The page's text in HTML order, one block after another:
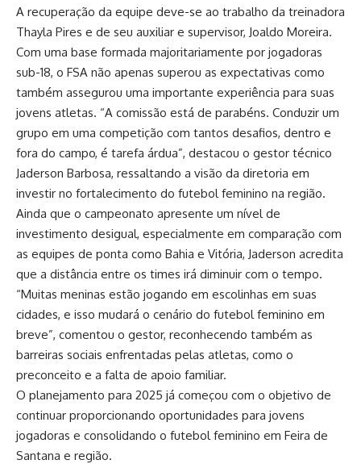
A recuperação da equipe deve-se ao trabalho da treinadora
Thayla Pires e de seu auxiliar e supervisor, Joaldo Moreira.
Com uma base formada majoritariamente por jogadoras
sub-18, o FSA não apenas superou as expectativas como
também assegurou uma importante experiência para suas
jovens atletas. “A comissão está de parabéns. Conduzir um
grupo em uma competição com tantos desafios, dentro e
fora do campo, é tarefa árdua”, destacou o gestor técnico
Jaderson Barbosa, ressaltando a visão da diretoria em
investir no fortalecimento do futebol feminino na região.
Ainda que o campeonato apresente um nível de
investimento desigual, especialmente em comparação com
as equipes de ponta como Bahia e Vitória, Jaderson acredita
que a distância entre os times irá diminuir com o tempo.
“Muitas meninas estão jogando em escolinhas em suas
cidades, e isso mudará o cenário do futebol feminino em
breve”, comentou o gestor, reconhecendo também as
barreiras sociais enfrentadas pelas atletas, como o
preconceito e a falta de apoio familiar.
O planejamento para 2025 já começou com o objetivo de
continuar proporcionando oportunidades para jovens
jogadoras e consolidando o futebol feminino em Feira de
Santana e região.